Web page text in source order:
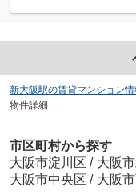
新大阪駅の賃貸マンション
物件詳細
市区町村から探す
大阪市淀川区 / 大阪
大阪市中央区 / 大阪